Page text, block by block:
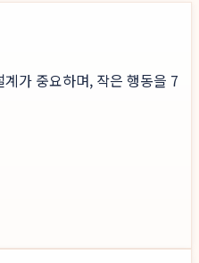
가 중요하며, 작은 행동을 7